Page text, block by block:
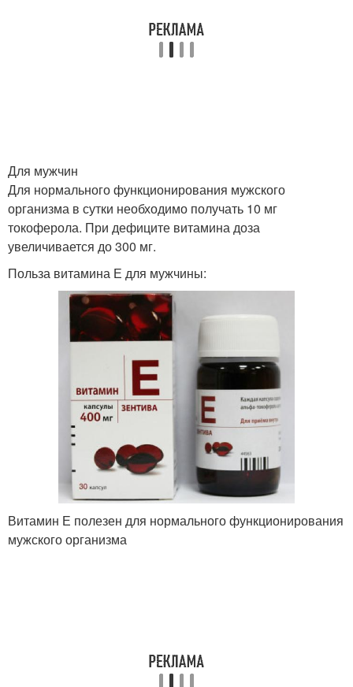
Для мужчин
Для нормального функционирования мужского
организма в сутки необходимо получать 10 мг
токоферола. При дефиците витамина доза
увеличивается до 300 мг.
Польза витамина Е для мужчины:
Витамин Е полезен для нормального функционирования
мужского организма